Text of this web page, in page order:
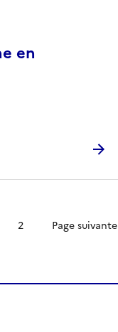
en
2 Page suivante